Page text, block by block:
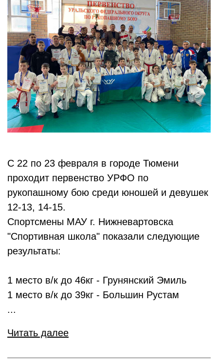
С 22 по 23 февраля в городе Тюмени
проходит первенство УРФО по
рукопашному бою среди юношей и девушек
12-13, 14-15.
Спортсмены МАУ г. Нижневартовска
"Спортивная школа" показали следующие
результаты:
1 место в/к до 46кг - Грунянский Эмиль
1 место в/к до 39кг - Большин Рустам
...
Читать далее